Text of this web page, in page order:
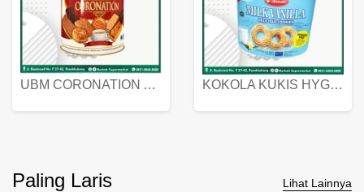
UBM CORONATION ASSORTED BISKUIT KALENG 450 GRAM KOKOLA KUKIS HYGIENIC MILK VANILLA PACK 320 GR
Paling Laris Lihat Lainnya